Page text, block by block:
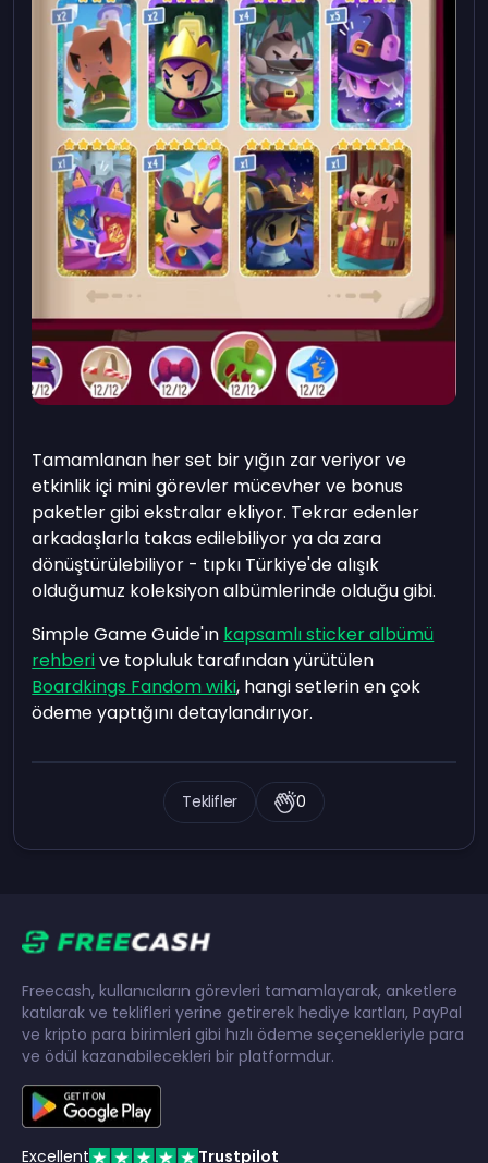
Tamamlanan her set bir yığın zar veriyor ve
etkinlik içi mini görevler mücevher ve bonus
paketler gibi ekstralar ekliyor. Tekrar edenler
arkadaşlarla takas edilebiliyor ya da zara
dönüştürülebiliyor - tıpkı Türkiye'de alışık
olduğumuz koleksiyon albümlerinde olduğu gibi.
Simple Game Guide'ın kapsamlı sticker albümü
rehberive topluluk tarafından yürütülen
Boardkings Fandom wiki, hangi setlerin en çok
ödeme yaptığını detaylandırıyor.
Teklifler 0
Freecash, kullanıcıların görevleri tamamlayarak, anketlere
katılarak ve teklifleri yerine getirerek hediye kartları, PayPal
ve kripto para birimleri gibi hızlı ödeme seçenekleriyle para
ve ödül kazanabilecekleri bir platformdur.
Excellent Trustpilot